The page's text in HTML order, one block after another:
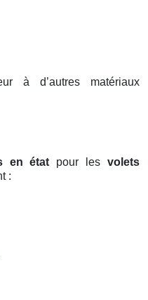
à d’autres matériaux
en état pour les volets
: